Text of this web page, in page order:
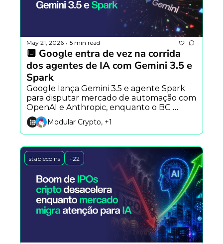
May 21, 2026 • 5 min read
🔲 Google entra de vez na corrida
dos agentes de IA com Gemini 3.5 e
Spark
Google lança Gemini 3.5 e agente Spark
para disputar mercado de automação com
OpenAI e Anthropic, enquanto o BC
amplia monitoramento sobre cartões
cripto e existe convergência entre IA e
blockchain.
Modular Crypto, +1
stablecoins +22